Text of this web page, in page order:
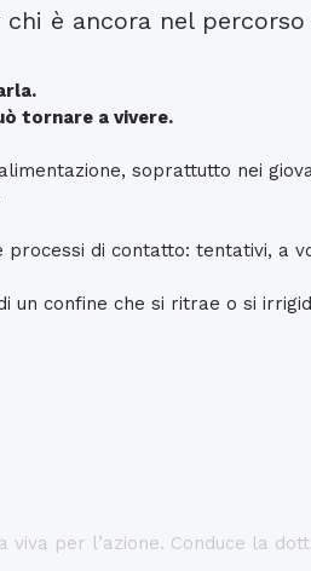
è ancora nel
tornare a vivere.
soprattutto nei
di contatto: tentativi, a
un confine che si ritrae o si
per l’azione. Conduce la